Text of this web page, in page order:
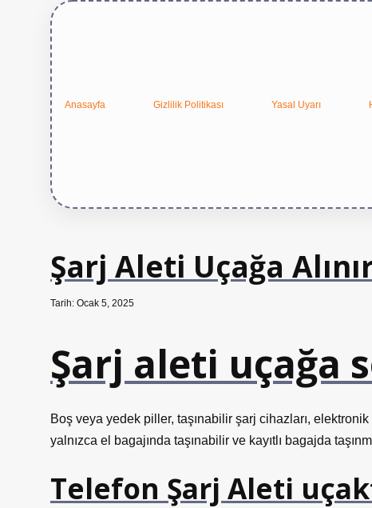
Anasayfa Gizlilik Politikası Yasal Uyarı
Şarj Aleti Uçağa
Tarih: Ocak 5, 2025
Şarj aleti uçağa
Boş veya yedek piller, taşınabilir şarj cihazları,
yalnızca el bagajında ​​taşınabilir ve kayıtlı bagajda
Telefon Şarj Aleti